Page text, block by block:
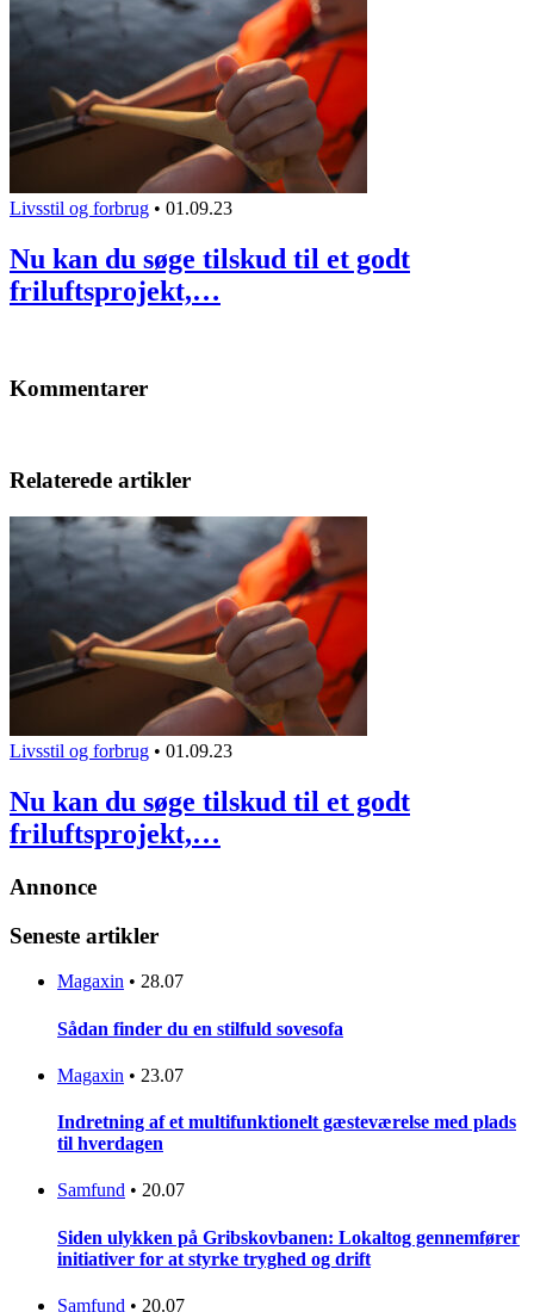
Livsstil og forbrug • 01.09.23
Nu kan du søge tilskud til et godt
friluftsprojekt,…
Kommentarer
Relaterede artikler
Livsstil og forbrug • 01.09.23
Nu kan du søge tilskud til et godt
friluftsprojekt,…
Annonce
Seneste artikler
Magaxin • 28.07
Sådan finder du en stilfuld sovesofa
Magaxin • 23.07
Indretning af et multifunktionelt gæsteværelse med plads
til hverdagen
Samfund • 20.07
Siden ulykken på Gribskovbanen: Lokaltog gennemfører
initiativer for at styrke tryghed og drift
Samfund • 20.07